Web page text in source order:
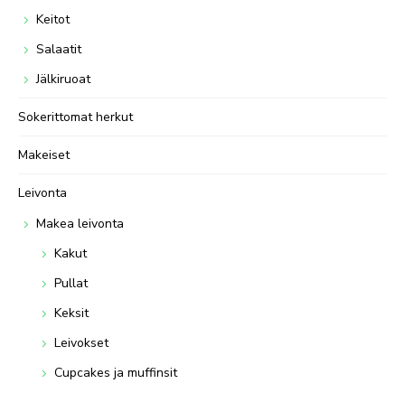
Keitot
Salaatit
Jälkiruoat
Sokerittomat herkut
Makeiset
Leivonta
Makea leivonta
Kakut
Pullat
Keksit
Leivokset
Cupcakes ja muffinsit